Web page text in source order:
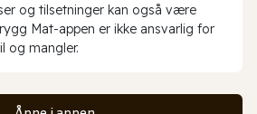
og tilsetninger kan også være
Mat-appen er ikke ansvarlig for
og mangler.